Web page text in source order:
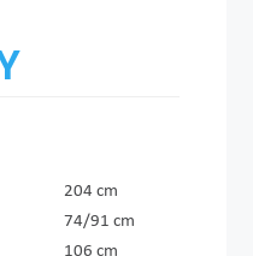
204 cm
74/91 cm
106 cm